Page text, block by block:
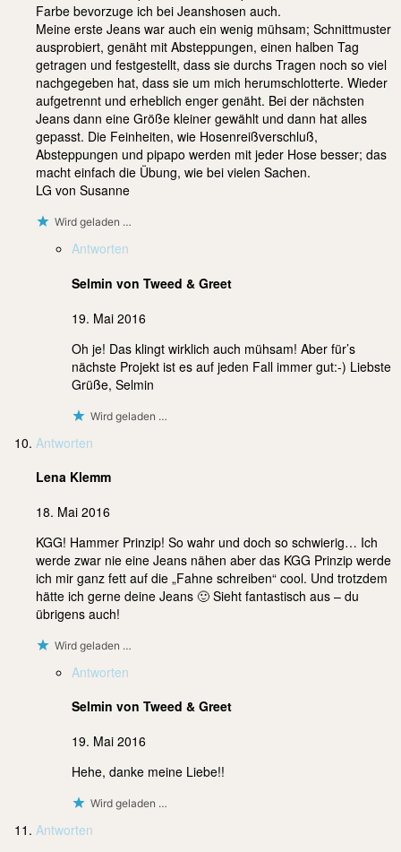
Farbe bevorzuge ich bei Jeanshosen auch.
Meine erste Jeans war auch ein wenig mühsam; Schnittmuster
ausprobiert, genäht mit Absteppungen, einen halben Tag
getragen und festgestellt, dass sie durchs Tragen noch so viel
nachgegeben hat, dass sie um mich herumschlotterte. Wieder
aufgetrennt und erheblich enger genäht. Bei der nächsten
Jeans dann eine Größe kleiner gewählt und dann hat alles
gepasst. Die Feinheiten, wie Hosenreißverschluß,
Absteppungen und pipapo werden mit jeder Hose besser; das
macht einfach die Übung, wie bei vielen Sachen.
LG von Susanne
Wird geladen …
Antworten
Selmin von Tweed & Greet
19. Mai 2016
Oh je! Das klingt wirklich auch mühsam! Aber für’s
nächste Projekt ist es auf jeden Fall immer gut:-) Liebste
Grüße, Selmin
Wird geladen …
Antworten
Lena Klemm
18. Mai 2016
KGG! Hammer Prinzip! So wahr und doch so schwierig… Ich
werde zwar nie eine Jeans nähen aber das KGG Prinzip werde
ich mir ganz fett auf die „Fahne schreiben“ cool. Und trotzdem
hätte ich gerne deine Jeans 🙂 Sieht fantastisch aus – du
übrigens auch!
Wird geladen …
Antworten
Selmin von Tweed & Greet
19. Mai 2016
Hehe, danke meine Liebe!!
Wird geladen …
Antworten